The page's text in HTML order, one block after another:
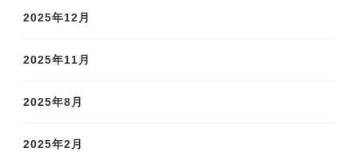
2025年12月
2025年11月
2025年8月
2025年2月